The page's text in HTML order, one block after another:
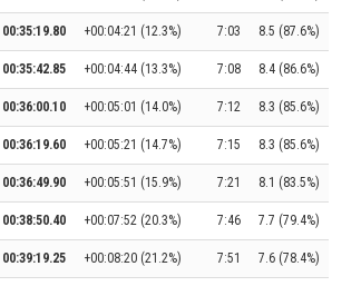
00:35:19.80 +00:04:21 (12.3%) 7:03 8.5 (87.6%)
00:35:42.85 +00:04:44 (13.3%) 7:08 8.4 (86.6%)
00:36:00.10 +00:05:01 (14.0%) 7:12 8.3 (85.6%)
00:36:19.60 +00:05:21 (14.7%) 7:15 8.3 (85.6%)
00:36:49.90 +00:05:51 (15.9%) 7:21 8.1 (83.5%)
00:38:50.40 +00:07:52 (20.3%) 7:46 7.7 (79.4%)
00:39:19.25 +00:08:20 (21.2%) 7:51 7.6 (78.4%)